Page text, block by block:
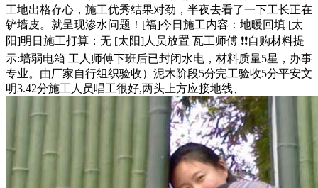
工地出格存心，施工优秀结果对劲，半夜去看了一下工长正在
铲墙皮。就呈现渗水问题！[福]今日施工内容：地暖回填 [太
阳]明日施工打算：无 [太阳]人员放置 瓦工师傅 ❗❗自购材料提
示:墙弱电箱 工人师傅下班后已封闭水电，材料质量5星，办事
专业。由厂家自行组织验收）泥木阶段5分完工验收5分平安文
明3.42分施工人员唱工很好,两头上方应接地线、